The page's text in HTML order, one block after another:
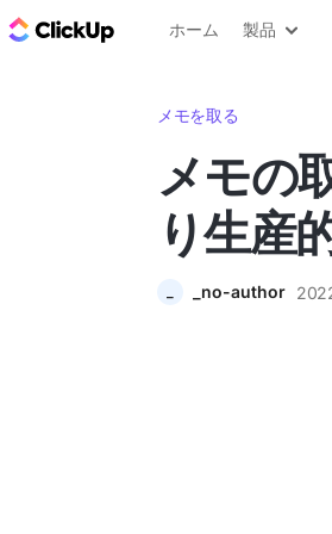
ClickUp ブログ
ホーム 製品
メモを取る
メモの
り生産
_no-author